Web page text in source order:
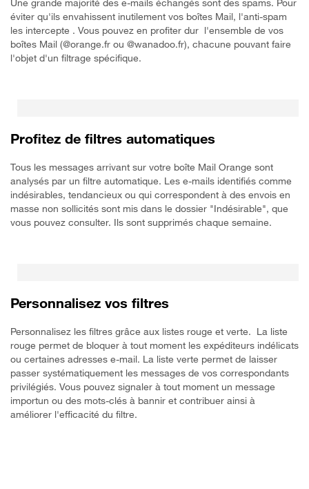
Une grande majorité des e-mails échangés sont des spams. Pour
éviter qu'ils envahissent inutilement vos boîtes Mail, l'anti-spam
les intercepte . Vous pouvez en profiter dur l'ensemble de vos
boîtes Mail (@orange.fr ou @wanadoo.fr), chacune pouvant faire
l'objet d'un filtrage spécifique.
Profitez de filtres automatiques
Tous les messages arrivant sur votre boîte Mail Orange sont
analysés par un filtre automatique. Les e-mails identifiés comme
indésirables, tendancieux ou qui correspondent à des envois en
masse non sollicités sont mis dans le dossier "Indésirable", que
vous pouvez consulter. Ils sont supprimés chaque semaine.
Personnalisez vos filtres
Personnalisez les filtres grâce aux listes rouge et verte. La liste
rouge permet de bloquer à tout moment les expéditeurs indélicats
ou certaines adresses e-mail. La liste verte permet de laisser
passer systématiquement les messages de vos correspondants
privilégiés. Vous pouvez signaler à tout moment un message
importun ou des mots-clés à bannir et contribuer ainsi à
améliorer l'efficacité du filtre.